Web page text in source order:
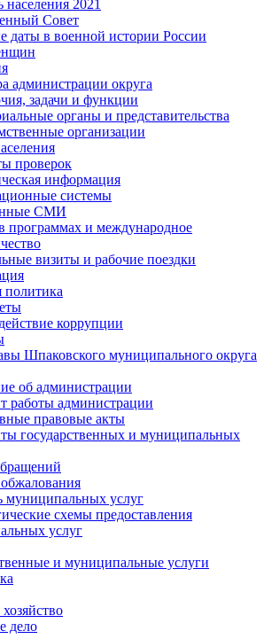
населения 2021
Совет
даты в военной истории России
администрации округа
задачи и функции
органы и представительства
организации
проверок
информация
системы
СМИ
программах и международное
визиты и рабочие поездки
политика
коррупции
Шпаковского муниципального округа
об администрации
работы администрации
правовые акты
государственных и муниципальных
муниципальных услуг
схемы предоставления
услуг
и муниципальные услуги
дело